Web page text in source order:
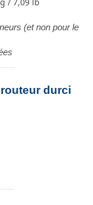
(et non pour le
durci